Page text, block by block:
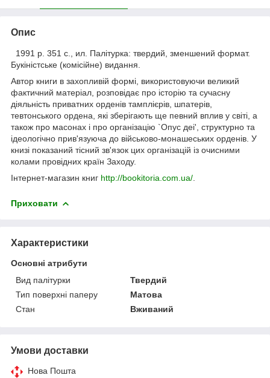
Опис
1991 р. 351 с., ил. Палітурка: твердий, зменшений формат.
Букіністське (комісійне) видання.
Автор книги в захопливій формі, використовуючи великий
фактичний матеріал, розповідає про історію та сучасну
діяльність приватних орденів тамплієрів, шпатерів,
тевтонського ордена, які зберігають ще певний вплив у світі, а
також про масонах і про організацію `Опус деі', структурно та
ідеологічно прив'язуюча до військово-монашеських орденів. У
книзі показаний тісний зв'язок цих організацій із очисними
колами провідних країн Заходу.
Інтернет-магазин книг http://bookitoria.com.ua/
Приховати
Характеристики
Основні атрибути
Вид палітурки
Твердий
Тип поверхні паперу
Матова
Стан
Вживаний
Умови доставки
Нова Пошта